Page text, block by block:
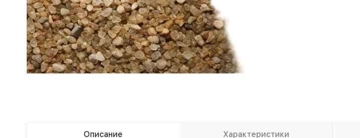
Описание Характеристики